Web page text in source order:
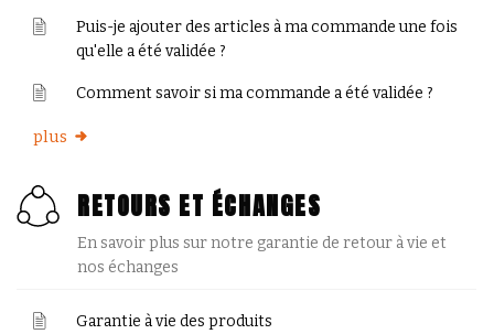
Puis-je ajouter des articles à ma commande une fois
qu'elle a été validée ?
Comment savoir si ma commande a été validée ?
plus
RETOURS ET ÉCHANGES
En savoir plus sur notre garantie de retour à vie et
nos échanges
Garantie à vie des produits